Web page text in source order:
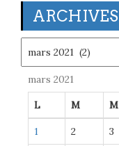
ARCHIVES
mars 2021
L M M
1 2 3